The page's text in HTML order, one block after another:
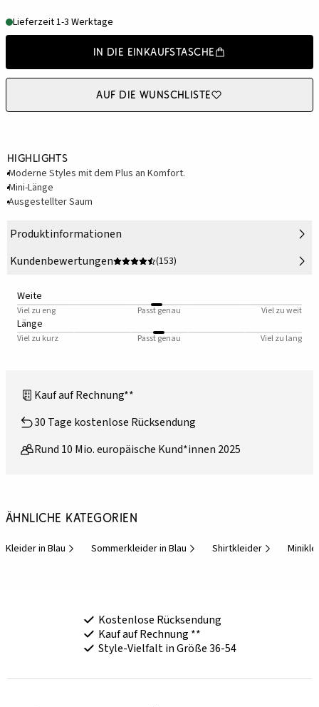
Lieferzeit 1-3 Werktage
In die Einkaufstasche
Auf die Wunschliste
Highlights
Moderne Styles mit dem Plus an Komfort.
Mini-Länge
Ausgestellter Saum
Produktinformationen
Kundenbewertungen
(153)
Weite
Viel zu eng Passt genau Viel zu weit
Länge
Viel zu kurz Passt genau Viel zu lang
Kauf auf Rechnung**
30 Tage kostenlose Rücksendung
Rund 10 Mio. europäische Kund*innen 2025
Ähnliche Kategorien
Kleider in Blau Sommerkleider in Blau Shirtkleider
Kostenlose Rücksendung
Kauf auf Rechnung **
Style-Vielfalt in Größe 36-54